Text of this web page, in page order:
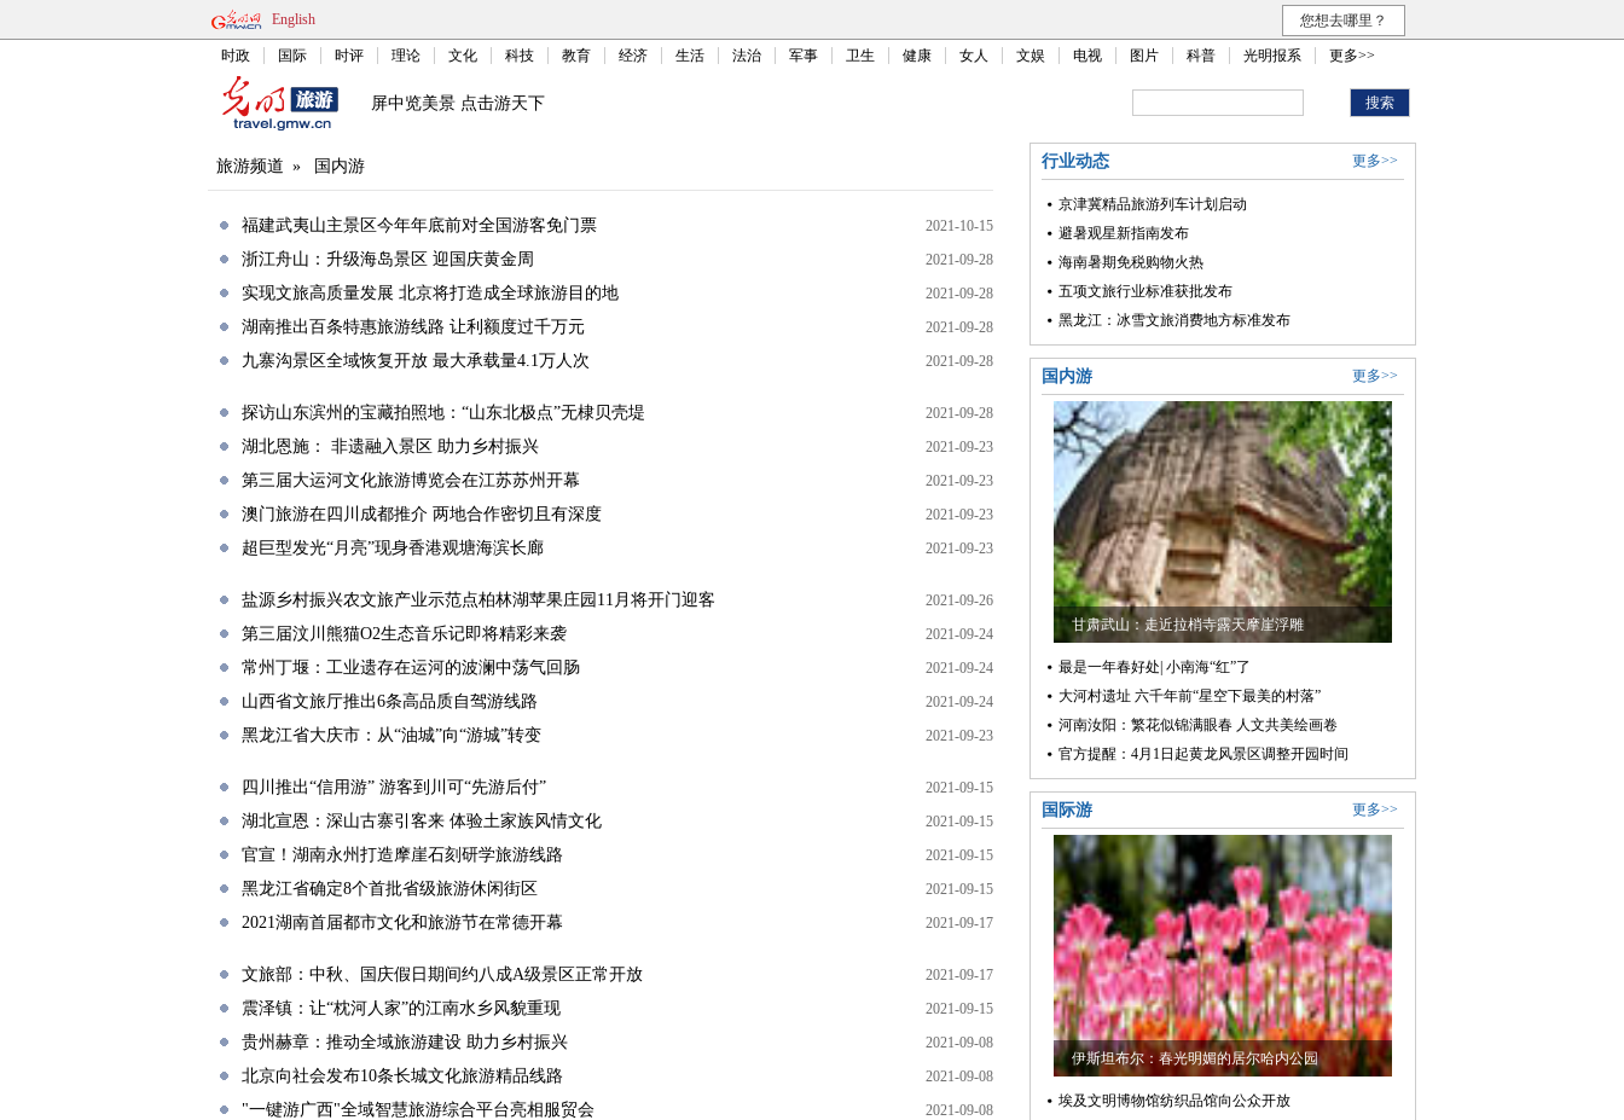
English 您想去哪里？
时政 国际 时评 理论 文化 科技 教育 经济 生活 法治 军事 卫生 健康 女人 文娱 电视 图片 科普 光明报系 更多>>
屏中览美景 点击游天下
旅游频道 » 国内游
福建武夷山主景区今年年底前对全国游客免门票 2021-10-15
浙江舟山：升级海岛景区 迎国庆黄金周 2021-09-28
实现文旅高质量发展 北京将打造成全球旅游目的地 2021-09-28
湖南推出百条特惠旅游线路 让利额度过千万元 2021-09-28
九寨沟景区全域恢复开放 最大承载量4.1万人次 2021-09-28
探访山东滨州的宝藏拍照地：“山东北极点”无棣贝壳堤 2021-09-28
湖北恩施： 非遗融入景区 助力乡村振兴 2021-09-23
第三届大运河文化旅游博览会在江苏苏州开幕 2021-09-23
澳门旅游在四川成都推介 两地合作密切且有深度 2021-09-23
超巨型发光“月亮”现身香港观塘海滨长廊 2021-09-23
盐源乡村振兴农文旅产业示范点柏林湖苹果庄园11月将开门迎客 2021-09-26
第三届汶川熊猫O2生态音乐记即将精彩来袭 2021-09-24
常州丁堰：工业遗存在运河的波澜中荡气回肠 2021-09-24
山西省文旅厅推出6条高品质自驾游线路 2021-09-24
黑龙江省大庆市：从“油城”向“游城”转变 2021-09-23
四川推出“信用游” 游客到川可“先游后付” 2021-09-15
湖北宣恩：深山古寨引客来 体验土家族风情文化 2021-09-15
官宣！湖南永州打造摩崖石刻研学旅游线路 2021-09-15
黑龙江省确定8个首批省级旅游休闲街区 2021-09-15
2021湖南首届都市文化和旅游节在常德开幕 2021-09-17
文旅部：中秋、国庆假日期间约八成A级景区正常开放 2021-09-17
震泽镇：让“枕河人家”的江南水乡风貌重现 2021-09-15
贵州赫章：推动全域旅游建设 助力乡村振兴 2021-09-08
北京向社会发布10条长城文化旅游精品线路 2021-09-08
"一键游广西"全域智慧旅游综合平台亮相服贸会 2021-09-08
行业动态 更多>>
京津冀精品旅游列车计划启动
避暑观星新指南发布
海南暑期免税购物火热
五项文旅行业标准获批发布
黑龙江：冰雪文旅消费地方标准发布
国内游 更多>>
甘肃武山：走近拉梢寺露天摩崖浮雕
最是一年春好处| 小南海“红”了
大河村遗址 六千年前“星空下最美的村落”
河南汝阳：繁花似锦满眼春 人文共美绘画卷
官方提醒：4月1日起黄龙风景区调整开园时间
国际游 更多>>
伊斯坦布尔：春光明媚的居尔哈内公园
埃及文明博物馆纺织品馆向公众开放